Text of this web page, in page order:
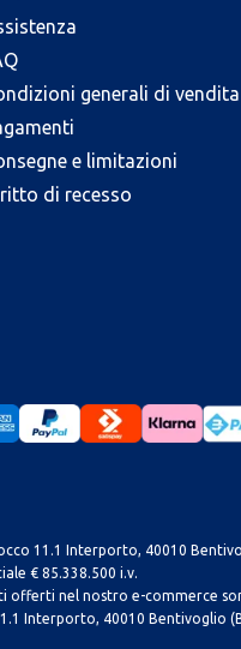
generali di vendita
e limitazioni
di recesso
11.1 Interporto, 40010
€ 85.338.500 i.v.
nel nostro e-commerce
Interporto, 40010 Bentivoglio